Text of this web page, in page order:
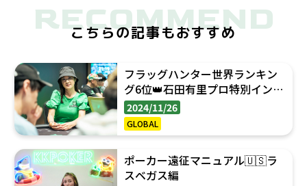
RECOMMEND
こちらの記事もおすすめ
フラッグハンター世界ランキン
グ6位👑石田有里プロ特別インタ
ビュー
2024/11/26
GLOBAL
ポーカー遠征マニュアル🇺🇸ラ
スベガス編